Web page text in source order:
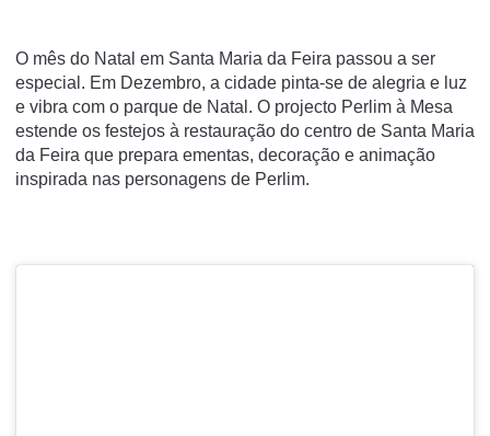
O mês do Natal em Santa Maria da Feira passou a ser
especial. Em Dezembro, a cidade pinta-se de alegria e luz
e vibra com o parque de Natal. O projecto Perlim à Mesa
estende os festejos à restauração do centro de Santa Maria
da Feira que prepara ementas, decoração e animação
inspirada nas personagens de Perlim.